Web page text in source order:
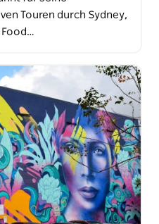
Touren durch Sydney,
Food…